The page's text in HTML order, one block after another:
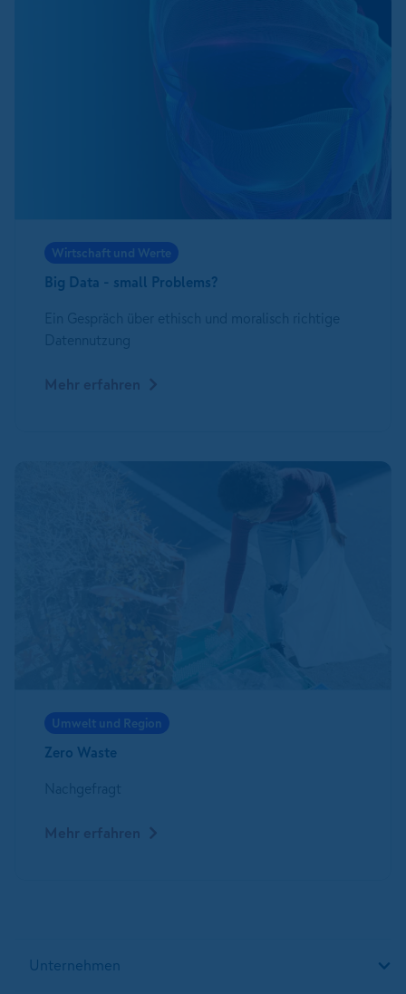
Wirtschaft und Werte
Big Data - small Problems?
Mehr erfahren
Umwelt und Region
Zero Waste
Mehr erfahren
Unternehmen